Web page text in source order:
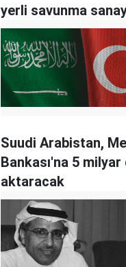
yerli savunma
yoğunlaşıyor
Suudi Arabistan,
Bankası'na 5
aktaracak